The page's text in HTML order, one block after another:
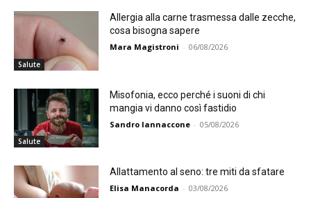
Salute
Allergia alla carne trasmessa dalle zecche,
cosa bisogna sapere
Mara Magistroni - 06/08/2026
Salute
Misofonia, ecco perché i suoni di chi
mangia vi danno così fastidio
Sandro Iannaccone - 05/08/2026
Allattamento al seno: tre miti da sfatare
Elisa Manacorda - 03/08/2026